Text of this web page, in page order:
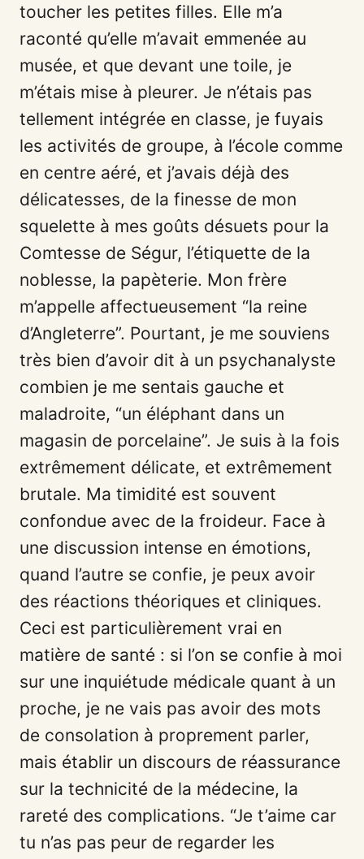
toucher les petites filles. Elle m’a
raconté qu’elle m’avait emmenée au
musée, et que devant une toile, je
m’étais mise à pleurer. Je n’étais pas
tellement intégrée en classe, je fuyais
les activités de groupe, à l’école comme
en centre aéré, et j’avais déjà des
délicatesses, de la finesse de mon
squelette à mes goûts désuets pour la
Comtesse de Ségur, l’étiquette de la
noblesse, la papèterie. Mon frère
m’appelle affectueusement “la reine
d’Angleterre”. Pourtant, je me souviens
très bien d’avoir dit à un psychanalyste
combien je me sentais gauche et
maladroite, “un éléphant dans un
magasin de porcelaine”. Je suis à la fois
extrêmement délicate, et extrêmement
brutale. Ma timidité est souvent
confondue avec de la froideur. Face à
une discussion intense en émotions,
quand l’autre se confie, je peux avoir
des réactions théoriques et cliniques.
Ceci est particulièrement vrai en
matière de santé : si l’on se confie à moi
sur une inquiétude médicale quant à un
proche, je ne vais pas avoir des mots
de consolation à proprement parler,
mais établir un discours de réassurance
sur la technicité de la médecine, la
rareté des complications. “Je t’aime car
tu n’as pas peur de regarder les